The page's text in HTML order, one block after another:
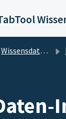
Inhalt
Wissensdatenbank